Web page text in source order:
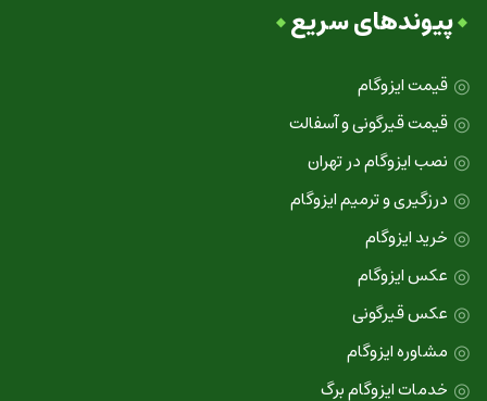
پیوندهای سریع
قیمت ایزوگام
قیمت قیرگونی و آسفالت
نصب ایزوگام در تهران
درزگیری و ترمیم ایزوگام
خرید ایزوگام
عکس ایزوگام
عکس قیرگونی
مشاوره ایزوگام
خدمات ایزوگام برگ